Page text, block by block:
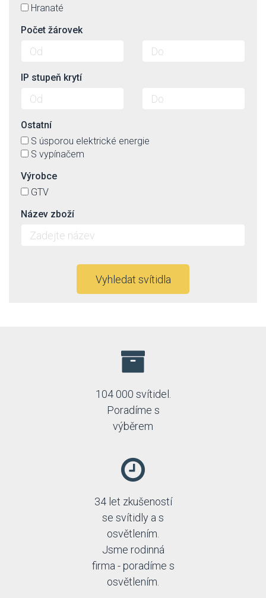
Hranaté
Počet žárovek
IP stupeň krytí
Ostatní
S úsporou elektrické energie
S vypínačem
Výrobce
GTV
Název zboží
Vyhledat svítidla
104 000 svítidel.
Poradíme s
výběrem
34 let zkušeností
se svítidly a s
osvětlením.
Jsme rodinná
firma - poradíme s
osvětlením.